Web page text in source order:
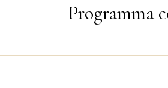
Programma